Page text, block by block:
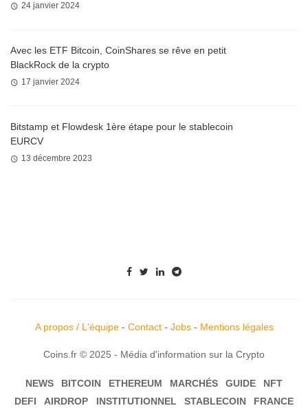
24 janvier 2024
Avec les ETF Bitcoin, CoinShares se rêve en petit
BlackRock de la crypto
17 janvier 2024
Bitstamp et Flowdesk 1ère étape pour le stablecoin
EURCV
13 décembre 2023
A propos / L'équipe- Contact- Jobs- Mentions légales
Coins.fr © 2025 - Média d'information sur la Crypto
NEWS BITCOIN ETHEREUM MARCHÉS GUIDE
NFT
DEFI
AIRDROP INSTITUTIONNEL STABLECOIN FRANCE